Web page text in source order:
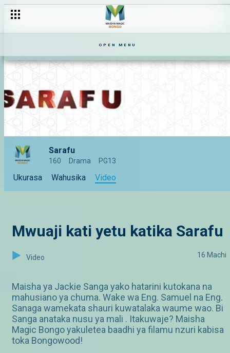
OPEN MENU
Sarafu
160 Drama PG13
Ukurasa Wahusika Video
Mwuaji kati yetu katika Sarafu
Video 16 Machi
Maisha ya Jackie Sanga yako hatarini kutokana na
mahusiano ya chuma. Wake wa Eng. Samuel na Eng.
Sanaga wamekata shauri kuwatalaka waume wao. Bi
Sanga anataka nusu ya mali . Itakuwaje? Maisha
Magic Bongo yakuletea baadhi ya filamu nzuri kabisa
toka Bongowood!